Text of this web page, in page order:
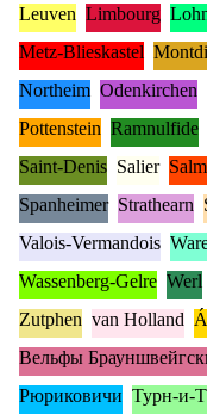
Leuven Limbourg
Metz-Blieskastel
Northeim Odenkirchen
Pottenstein Ramnulfide
Saint-Denis Salier Salm
Spanheimer Strathearn
Valois-Vermandois
Wassenberg-Gelre Werl
Zutphen van Holland
Вельфы
Рюриковичи Турн-и-